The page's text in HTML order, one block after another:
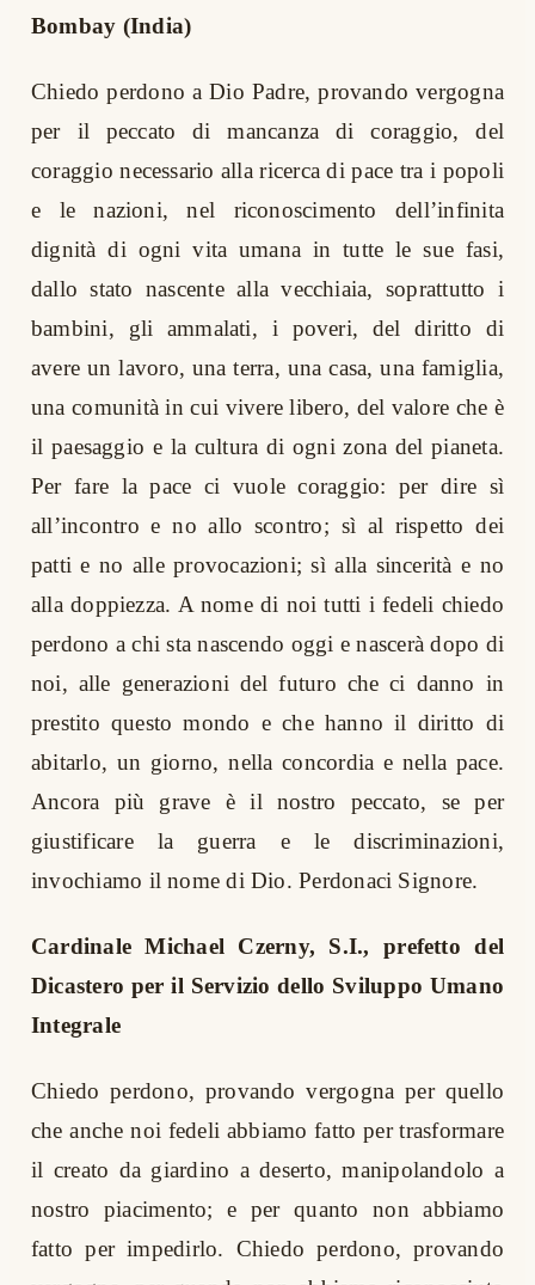
Bombay (India)
Chiedo perdono a Dio Padre, provando vergogna
per il peccato di mancanza di coraggio, del
coraggio necessario alla ricerca di pace tra i popoli
e le nazioni, nel riconoscimento dell’infinita
dignità di ogni vita umana in tutte le sue fasi,
dallo stato nascente alla vecchiaia, soprattutto i
bambini, gli ammalati, i poveri, del diritto di
avere un lavoro, una terra, una casa, una famiglia,
una comunità in cui vivere libero, del valore che è
il paesaggio e la cultura di ogni zona del pianeta.
Per fare la pace ci vuole coraggio: per dire sì
all’incontro e no allo scontro; sì al rispetto dei
patti e no alle provocazioni; sì alla sincerità e no
alla doppiezza. A nome di noi tutti i fedeli chiedo
perdono a chi sta nascendo oggi e nascerà dopo di
noi, alle generazioni del futuro che ci danno in
prestito questo mondo e che hanno il diritto di
abitarlo, un giorno, nella concordia e nella pace.
Ancora più grave è il nostro peccato, se per
giustificare la guerra e le discriminazioni,
invochiamo il nome di Dio. Perdonaci Signore.
Cardinale Michael Czerny, S.I., prefetto del
Dicastero per il Servizio dello Sviluppo Umano
Integrale
Chiedo perdono, provando vergogna per quello
che anche noi fedeli abbiamo fatto per trasformare
il creato da giardino a deserto, manipolandolo a
nostro piacimento; e per quanto non abbiamo
fatto per impedirlo. Chiedo perdono, provando